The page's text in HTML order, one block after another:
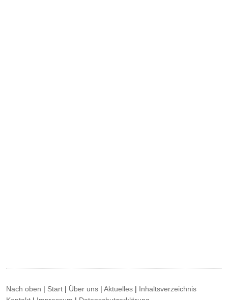
Nach oben | Start | Über uns |Aktuelles | Inhaltsverzeichnis